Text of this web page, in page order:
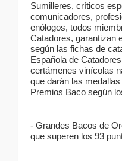
Sumilleres, críticos
comunicadores,
enólogos, todos
Catadores, garantizan
según las fichas de
Española de
certámenes vinícolas
que darán las
Premios Baco según
- Grandes Bacos de
que superen los 93